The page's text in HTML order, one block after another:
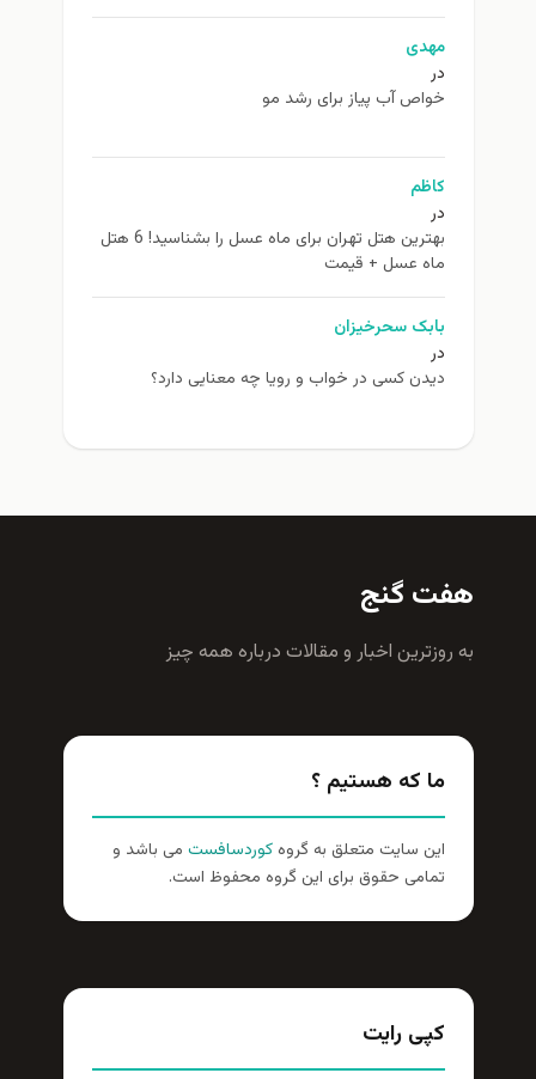
مهدی
در
خواص آب پیاز برای رشد مو
کاظم
در
بهترین هتل تهران برای ماه عسل را بشناسید! 6 هتل
ماه عسل + قیمت
بابک سحرخیزان
در
دیدن کسی در خواب و رویا چه معنایی دارد؟
هفت گنج
به روزترين اخبار و مقالات درباره همه چيز
ما که هستیم ؟
این سایت متعلق به گروهکوردسافست می باشد و
تمامی حقوق برای این گروه محفوظ است.
کپی رایت